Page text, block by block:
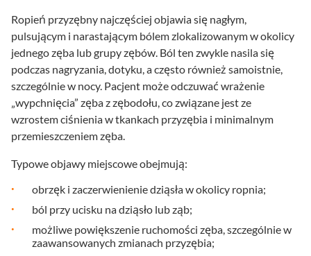
Ropień przyzębny najczęściej objawia się nagłym,
pulsującym i narastającym bólem zlokalizowanym w okolicy
jednego zęba lub grupy zębów. Ból ten zwykle nasila się
podczas nagryzania, dotyku, a często również samoistnie,
szczególnie w nocy. Pacjent może odczuwać wrażenie
„wypchnięcia” zęba z zębodołu, co związane jest ze
wzrostem ciśnienia w tkankach przyzębia i minimalnym
przemieszczeniem zęba.
Typowe objawy miejscowe obejmują:
obrzęk i zaczerwienienie dziąsła w okolicy ropnia;
ból przy ucisku na dziąsło lub ząb;
możliwe powiększenie ruchomości zęba, szczególnie w
zaawansowanych zmianach przyzębia;